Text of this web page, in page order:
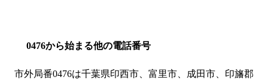
0476から始まる他の電話番号
市外局番0476は千葉県印西市、富里市、成田市、印旛郡